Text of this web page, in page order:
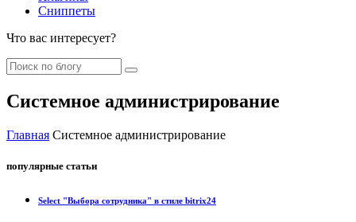
Сниппеты
Что вас интересует?
Системное администрирование
Главная Системное администрирование
популярные статьи
Select "Выбора сотрудника" в стиле bitrix24